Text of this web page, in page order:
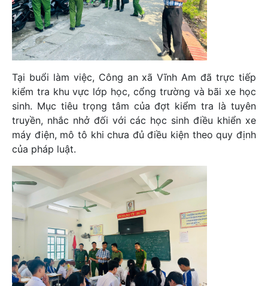
Tại buổi làm việc, Công an xã Vĩnh Am đã trực tiếp
kiểm tra khu vực lớp học, cổng trường và bãi xe học
sinh. Mục tiêu trọng tâm của đợt kiểm tra là tuyên
truyền, nhắc nhở đối với các học sinh điều khiển xe
máy điện, mô tô khi chưa đủ điều kiện theo quy định
của pháp luật.